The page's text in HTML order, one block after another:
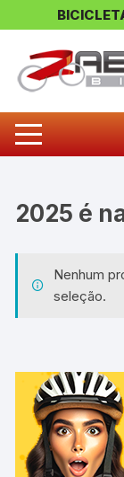
2025
Nenhum
seleção.